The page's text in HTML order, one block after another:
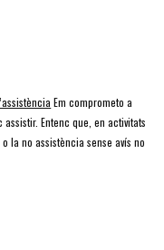
Em comprometo a
Entenc que, en activitats
la no assistència sense avís no